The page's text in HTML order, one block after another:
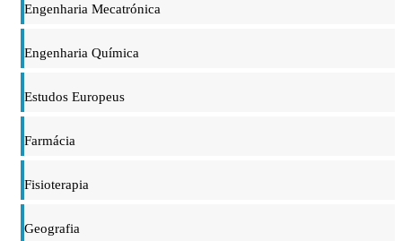
Engenharia Mecatrónica
Engenharia Química
Estudos Europeus
Farmácia
Fisioterapia
Geografia